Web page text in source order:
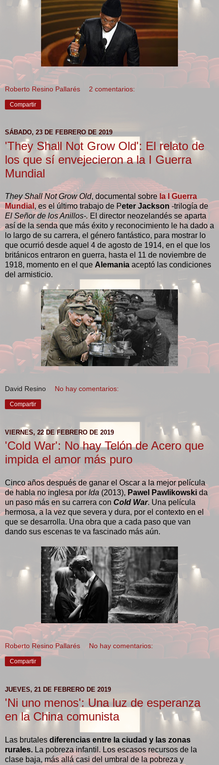
Roberto Resino Pallarés 2 comentarios:
Compartir
SÁBADO, 23 DE FEBRERO DE 2019
'They Shall Not Grow Old': El relato de
los que sí envejecieron a la I Guerra
Mundial
They Shall Not Grow Old, documental sobre la I Guerra
Mundial , es el último trabajo de Peter Jackson -trilogía de
El Señor de los Anillos-. El director neozelandés se aparta
así de la senda que más éxito y reconocimiento le ha dado a
lo largo de su carrera, el género fantástico, para mostrar lo
que ocurrió desde aquel 4 de agosto de 1914, en el que los
británicos entraron en guerra, hasta el 11 de noviembre de
1918, momento en el que Alemania aceptó las condiciones
del armisticio.
David Resino No hay comentarios:
Compartir
VIERNES, 22 DE FEBRERO DE 2019
'Cold War': No hay Telón de Acero que
impida el amor más puro
Cinco años después de ganar el Oscar a la mejor película
de habla no inglesa porIda (2013), Pawel Pawlikowski da
un paso más en su carrera con Cold War. Una película
hermosa, a la vez que severa y dura, por el contexto en el
que se desarrolla. Una obra que a cada paso que van
dando sus escenas te va fascinado más aún.
Roberto Resino Pallarés No hay comentarios:
Compartir
JUEVES, 21 DE FEBRERO DE 2019
'Ni uno menos': Una luz de esperanza
en la China comunista
Las brutales diferencias entre la ciudad y las zonas
rurales. La pobreza infantil. Los escasos recursos de la
clase baja, más allá casi del umbral de la pobreza y